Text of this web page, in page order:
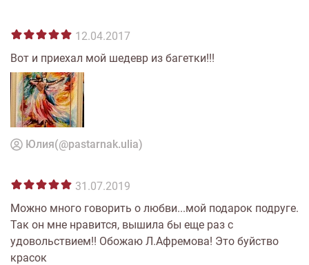
12.04.2017
Вот и приехал мой шедевр из багетки!!!
Юлия(@pastarnak.ulia)
31.07.2019
Можно много говорить о любви...мой подарок подруге.
Так он мне нравится, вышила бы еще раз с
удовольствием!! Обожаю Л.Афремова! Это буйство
красок